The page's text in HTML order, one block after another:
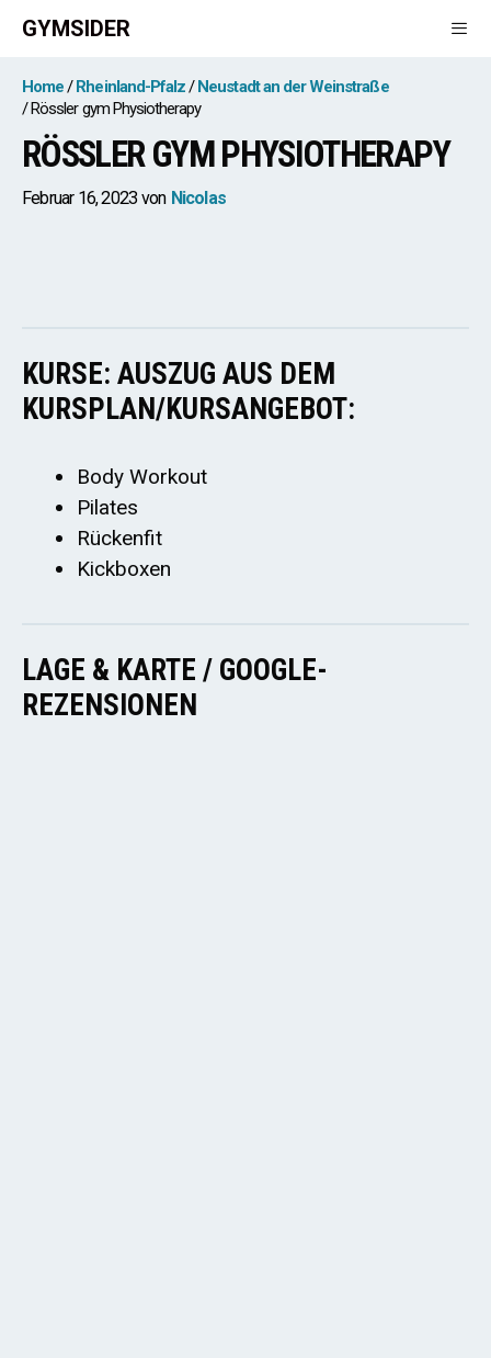
Zum
Inhalt
springen
GYMSIDER
Home Rheinland-Pfalz
Neustadt an der Weinstraße
Rössler gym Physiotherapy
RÖSSLER GYM PHYSIOTHERAPY
Februar 16, 2023 von Nicolas
KURSE: AUSZUG AUS DEM
KURSPLAN/KURSANGEBOT:
Body Workout
Pilates
Rückenfit
Kickboxen
LAGE & KARTE / GOOGLE-
REZENSIONEN